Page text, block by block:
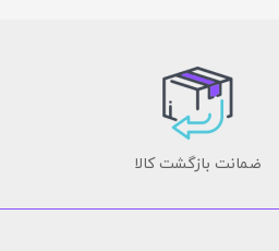
ضمانت بازگشت کالا